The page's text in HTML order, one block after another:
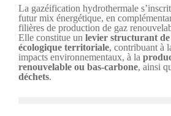
La gazéification hydrothermale
futur mix énergétique, en
filières de production de gaz
Elle constitue un levier structurant
écologique territoriale, contribuant à
impacts environnementaux, à la
renouvelable ou bas-carbone, ainsi
déchets.